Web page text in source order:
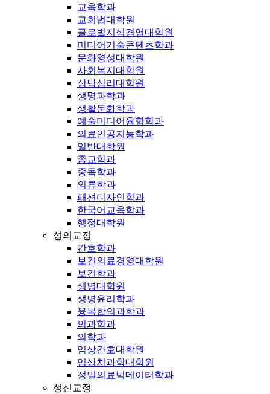
교육학과
교회법대학원
글로벌지식경영대학원
미디어기술콘텐츠학과
문화영성대학원
사회복지대학원
상담심리대학원
생명과학과
생활문화학과
예술미디어융합학과
의료인공지능학과
일반대학원
종교학과
중독학과
의류학과
패션디자인학과
한국어교육학과
행정대학원
성의교정
간호학과
보건의료경영대학원
보건학과
생명대학원
생명윤리학과
융복합의과학과
의과학과
의학과
임상간호대학원
임상치과학대학원
정밀의료빅데이터학과
성신교정